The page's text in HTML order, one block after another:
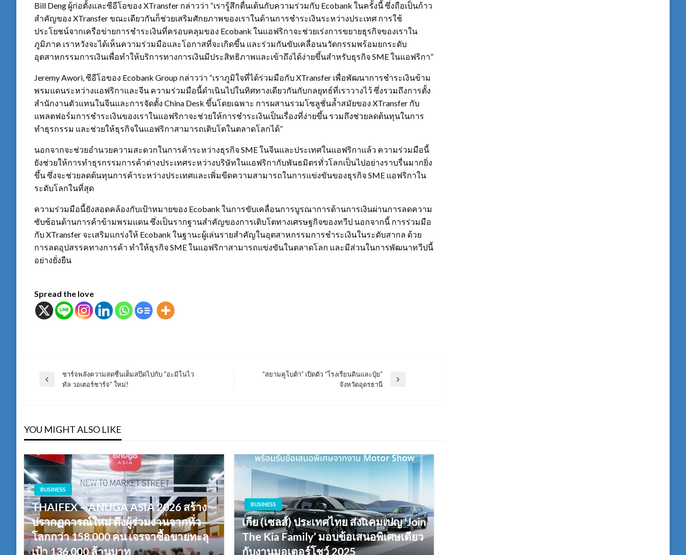
Bill Deng ผู้ก่อตั้งและซีอีโอของ XTransfer กล่าวว่า “เรารู้สึกตื่นเต้นกับความร่วมกับ Ecobank ในครั้งนี้ ซึ่งถือเป็นก้าว
สำคัญของ XTransfer ขณะเดียวกันก็ช่วยเสริมศักยภาพของเราในด้านการชำระเงินระหว่างประเทศ การใช้
ประโยชน์จากเครือข่ายการชำระเงินที่ครอบคลุมของ Ecobank ในแอฟริกาจะช่วยเร่งการขยายธุรกิจของเราใน
ภูมิภาค เราหวังจะได้เห็นความร่วมมือและโอกาสที่จะเกิดขึ้น และร่วมกันขับเคลื่อนนวัตกรรมพร้อมยกระดับ
อุตสาหกรรมการเงินเพื่อทำให้บริการทางการเงินมีประสิทธิภาพและเข้าถึงได้ง่ายขึ้นสำหรับธุรกิจ SME ในแอฟริกา”
Jeremy Awori, ซีอีโอของ Ecobank Group กล่าวว่า “เราภูมิใจที่ได้ร่วมมือกับ XTransfer เพื่อพัฒนาการชำระเงินข้าม
พรมแดนระหว่างแอฟริกาและจีน ความร่วมมือนี้ดำเนินไปในทิศทางเดียวกันกับกลยุทธ์ที่เราวางไว้ ซึ่งรวมถึงการตั้ง
สำนักงานตัวแทนในจีนและการจัดตั้ง China Desk ขึ้นโดยเฉพาะ การผสานรวมโซลูชั่นล้ำสมัยของ XTransfer กับ
แพลตฟอร์มการชำระเงินของเราในแอฟริกาจะช่วยให้การชำระเงินเป็นเรื่องที่ง่ายขึ้น รวมถึงช่วยลดต้นทุนในการ
ทำธุรกรรม และช่วยให้ธุรกิจในแอฟริกาสามารถเติบโตในตลาดโลกได้”
นอกจากจะช่วยอำนวยความสะดวกในการค้าระหว่างธุรกิจ SME ในจีนและประเทศในแอฟริกาแล้ว ความร่วมมือนี้
ยังช่วยให้การทำธุรกรรมการค้าต่างประเทศระหว่างบริษัทในแอฟริกากับพันธมิตรทั่วโลกเป็นไปอย่างราบรื่นมากยิ่ง
ขึ้น ซึ่งจะช่วยลดต้นทุนการค้าระหว่างประเทศและเพิ่มขีดความสามารถในการแข่งขันของธุรกิจ SME แอฟริกาใน
ระดับโลกในที่สุด
ความร่วมมือนี้ยังสอดคล้องกับเป้าหมายของ Ecobank ในการขับเคลื่อนการบูรณาการด้านการเงินผ่านการลดความ
ซับซ้อนด้านการค้าข้ามพรมแดน ซึ่งเป็นรากฐานสำคัญของการเติบโตทางเศรษฐกิจของทวีป นอกจากนี้ การร่วมมือ
กับ XTransfer จะเสริมแกร่งให้ Ecobank ในฐานะผู้เล่นรายสำคัญในอุตสาหกรรมการชำระเงินในระดับสากล ด้วย
การลดอุปสรรคทางการค้า ทำให้ธุรกิจ SME ในแอฟริกาสามารถแข่งขันในตลาดโลก และมีส่วนในการพัฒนาทวีปนี้
อย่างยั่งยืน
Spread the love
แนะแนว
Previous
ชาร์จพลังความสดชื่นเต็มสปีดไปกับ “อะมิโนไว
ทัล วอเตอร์ชาร์จ” ใหม่!
“สยามคูโบต้า” เปิดตัว “โรงเรียนดินและปุ๋ย”
จังหวัดอุดรธานี
YOU MIGHT ALSO LIKE
BUSINESS
THAIFEX – ANUGA ASIA 2026 สร้าง
ปรากฏการณ์ใหม่ ดึงผู้ร่วมงานจากทั่ว
โลกกว่า 158,000 คน เจรจาซื้อขายทะลุ
เป้า 136,000 ล้านบาท
BUSINESS
เกีย (เซลส์) ประเทศไทย ส่งแคมเปญ ‘Join
The Kia Family’ มอบข้อเสนอพิเศษเดียว
กับงานมอเตอร์โชว์ 2025